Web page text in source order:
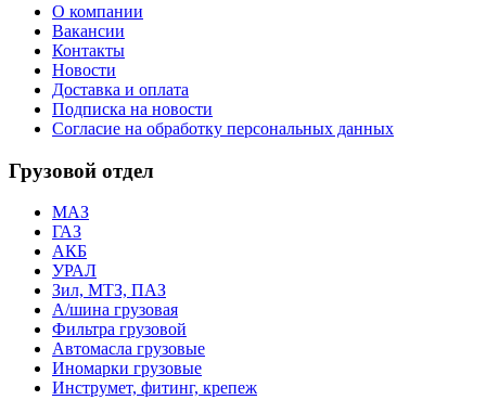
О компании
Вакансии
Контакты
Новости
Доставка и оплата
Подписка на новости
Согласие на обработку персональных данных
Грузовой отдел
МАЗ
ГАЗ
АКБ
УРАЛ
Зил, МТЗ, ПАЗ
А/шина грузовая
Фильтра грузовой
Автомасла грузовые
Иномарки грузовые
Инструмет, фитинг, крепеж